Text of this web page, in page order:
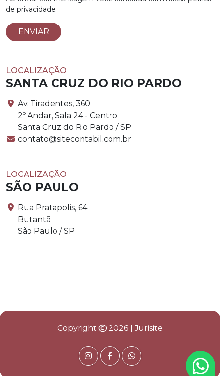
de privacidade.
ENVIAR
LOCALIZAÇÃO
SANTA CRUZ DO RIO PARDO
Av. Tiradentes, 360
2º Andar, Sala 24 - Centro
Santa Cruz do Rio Pardo / SP
contato@sitecontabil.com.br
LOCALIZAÇÃO
SÃO PAULO
Rua Pratapolis, 64
Butantã
São Paulo / SP
Copyright 2026 | Jurisite